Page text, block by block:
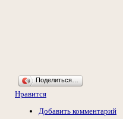
Поделиться…
Нравится
Добавить комментарий